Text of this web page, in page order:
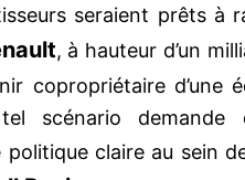
seraient prêts à
, à hauteur d’un
copropriétaire d’une
scénario demande
claire au sein